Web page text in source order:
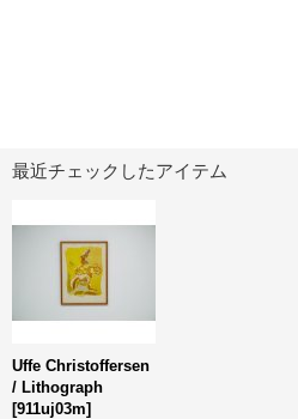
最近チェックしたアイテム
Uffe Christoffersen
/ Lithograph
[911uj03m]